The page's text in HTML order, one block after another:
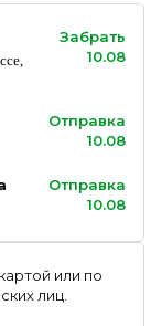
Забрать
10.08
Отправка
10.08
Отправка
10.08
или по
лиц.